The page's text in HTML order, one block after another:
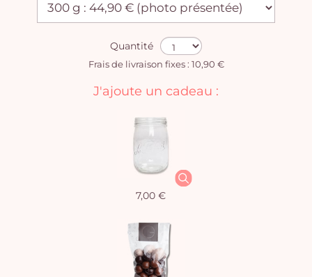
Quantité
Frais de livraison fixes : 10,90 €
J'ajoute un cadeau :
7,00 €